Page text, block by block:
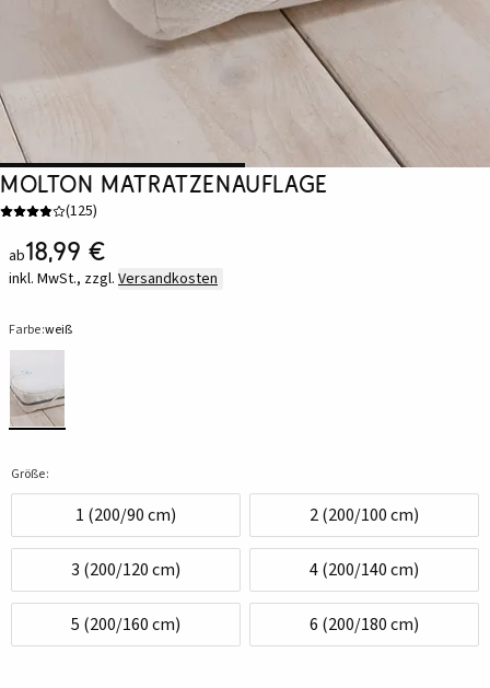
Molton Matratzenauflage
(125)
ab18,99 €
inkl. MwSt., zzgl. Versandkosten
Farbe:weiß
Größe:
1 (200/90 cm) 2 (200/100 cm)
3 (200/120 cm) 4 (200/140 cm)
5 (200/160 cm) 6 (200/180 cm)